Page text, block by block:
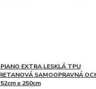
PIANO EXTRA LESKLÁ TPU
SAMOOPRAVNÁ
x 250cm